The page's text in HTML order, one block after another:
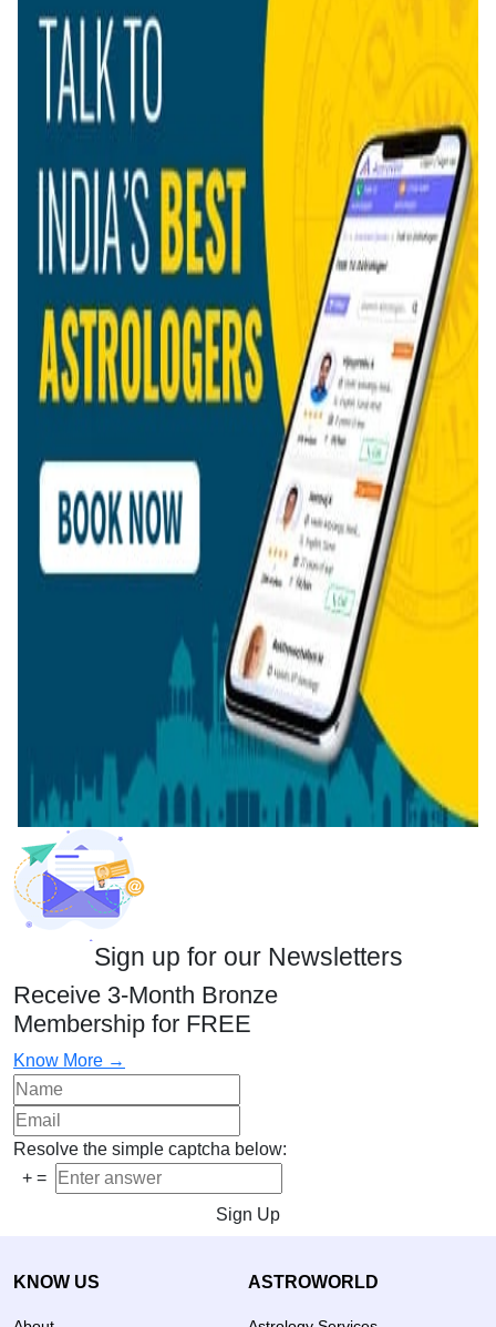
Sign up for our Newsletters
Receive 3-Month Bronze
Membership for FREE
Know More →
Resolve the simple captcha below:
+ =
Sign Up
KNOW US ASTROWORLD